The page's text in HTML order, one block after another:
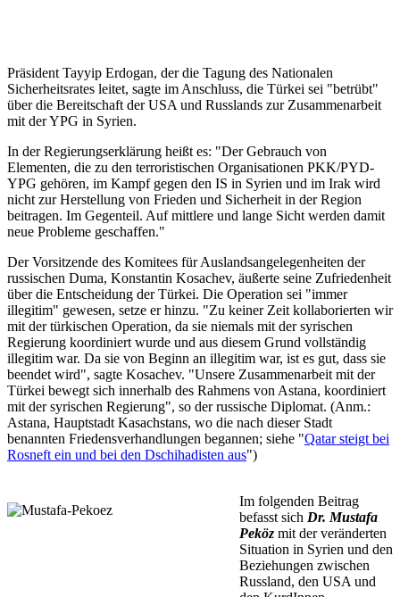
Präsident Tayyip Erdogan, der die Tagung des Nationalen
Sicherheitsrates leitet, sagte im Anschluss, die Türkei sei "betrübt"
über die Bereitschaft der USA und Russlands zur Zusammenarbeit
mit der YPG in Syrien.
In der Regierungserklärung heißt es: "Der Gebrauch von
Elementen, die zu den terroristischen Organisationen PKK/PYD-
YPG gehören, im Kampf gegen den IS in Syrien und im Irak wird
nicht zur Herstellung von Frieden und Sicherheit in der Region
beitragen. Im Gegenteil. Auf mittlere und lange Sicht werden damit
neue Probleme geschaffen."
Der Vorsitzende des Komitees für Auslandsangelegenheiten der
russischen Duma, Konstantin Kosachev, äußerte seine Zufriedenheit
über die Entscheidung der Türkei. Die Operation sei "immer
illegitim" gewesen, setze er hinzu. "Zu keiner Zeit kollaborierten wir
mit der türkischen Operation, da sie niemals mit der syrischen
Regierung koordiniert wurde und aus diesem Grund vollständig
illegitim war. Da sie von Beginn an illegitim war, ist es gut, dass sie
beendet wird", sagte Kosachev. "Unsere Zusammenarbeit mit der
Türkei bewegt sich innerhalb des Rahmens von Astana, koordiniert
mit der syrischen Regierung", so der russische Diplomat. (Anm.:
Astana, Hauptstadt Kasachstans, wo die nach dieser Stadt
benannten Friedensverhandlungen begannen; siehe "Qatar steigt bei
Rosneft ein und bei den Dschihadisten aus")
Im folgenden Beitrag
befasst sich Dr. Mustafa
Peköz mit der veränderten
Situation in Syrien und den
Beziehungen zwischen
Russland, den USA und